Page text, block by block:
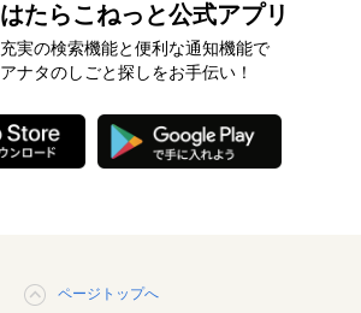
はたらこねっと公式アプリ
充実の検索機能と便利な通知機能で
アナタのしごと探しをお手伝い！
ページトップへ